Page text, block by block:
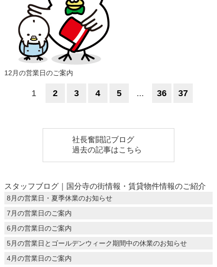
12月の営業日のご案内
1 2 3 4 5 ... 36 37
社長奮闘記ブログ
過去の記事はこちら
スタッフブログ｜国分寺の街情報・賃貸物件情報のご紹介
8月の営業日・夏季休業のお知らせ
7月の営業日のご案内
6月の営業日のご案内
5月の営業日とゴールデンウィーク期間中の休業のお知らせ
4月の営業日のご案内